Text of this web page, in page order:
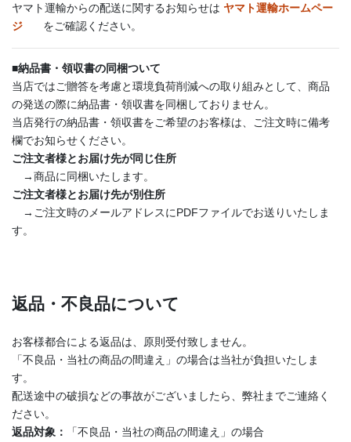
ヤマト運輸からの配送に関するお知らせは ヤマト運輸ホームペー
ジ
をご確認ください。
■納品書・領収書の同梱ついて
当店ではご贈答を考慮と環境負荷削減への取り組みとして、商品
の発送の際に納品書・領収書を同梱しておりません。
当店発行の納品書・領収書をご希望のお客様は、ご注文時に備考
欄でお知らせください。
ご注文者様とお届け先が同じ住所
→商品に同梱いたします。
ご注文者様とお届け先が別住所
→ご注文時のメールアドレスにPDFファイルでお送りいたしま
す。
返品・不良品について
お客様都合による返品は、原則受付致しません。
「不良品・当社の商品の間違え」の場合は当社が負担いたしま
す。
配送途中の破損などの事故がございましたら、弊社までご連絡く
ださい。
返品対象：
「不良品・当社の商品の間違え」の場合